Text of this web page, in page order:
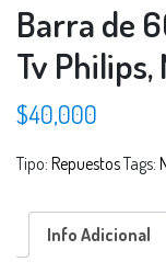
Barra de
Tv Philips,
$40,000
Tipo: RepuestosTags:
Info Adicional